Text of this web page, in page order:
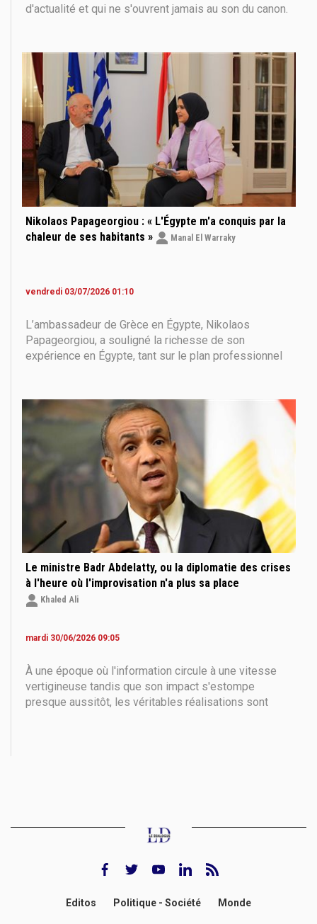
d'actualité et qui ne s'ouvrent jamais au son du canon.
hier encore, le socle de l'hégémonie perdent
Nikolaos Papageorgiou : « L'Égypte m'a conquis par la
chaleur de ses habitants »
Manal El Warraky
vendredi 03/07/2026 01:10
L’ambassadeur de Grèce en Égypte, Nikolaos
Papageorgiou, a souligné la richesse de son
expérience en Égypte, tant sur le plan professionnel
des Égyptiens et leur capacité à trouver de la joie
dans les détails du quotidien.
Le ministre Badr Abdelatty, ou la diplomatie des crises
à l'heure où l'improvisation n'a plus sa place
Khaled Ali
mardi 30/06/2026 09:05
À une époque où l'information circule à une vitesse
vertigineuse tandis que son impact s'estompe
presque aussitôt, les véritables réalisations sont
facebooktwitteryoutubeLinkedinrss feed
Editos Politique - Société Monde